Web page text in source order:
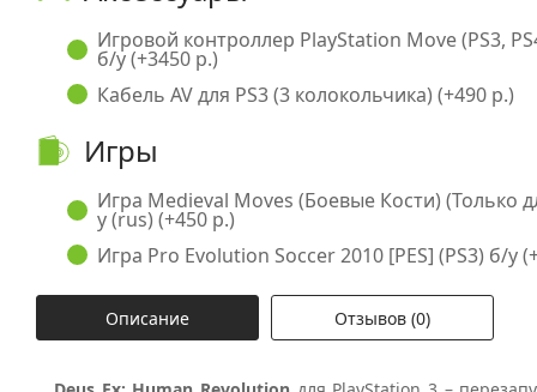
Игровой контроллер PlayStation Move (PS3,
б/у (+3450 р.)
Кабель AV для PS3 (3 колокольчика) (+490 р.)
Игры
Игра Medieval Moves (Боевые Кости) (Только
у (rus) (+450 р.)
Игра Pro Evolution Soccer 2010 [PES] (PS3) б/у
Описание Отзывов (0)